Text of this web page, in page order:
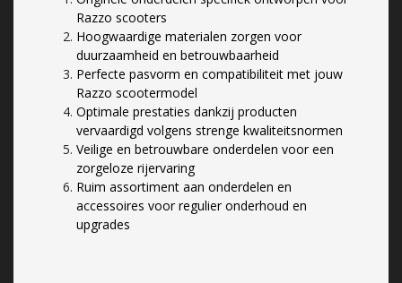
Razzo scooters
Hoogwaardige materialen zorgen voor
duurzaamheid en betrouwbaarheid
Perfecte pasvorm en compatibiliteit met jouw
Razzo scootermodel
Optimale prestaties dankzij producten
vervaardigd volgens strenge kwaliteitsnormen
Veilige en betrouwbare onderdelen voor een
zorgeloze rijervaring
Ruim assortiment aan onderdelen en
accessoires voor regulier onderhoud en
upgrades